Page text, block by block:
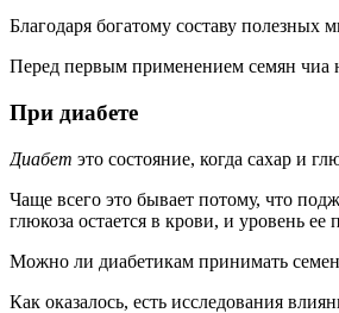
Благодаря богатому составу
Перед первым применением семян чиа
При диабете
Диабет это состояние, когда сахар и
Чаще всего это бывает потому, что
глюкоза остается в крови, и уровень ее
Можно ли диабетикам принимать
Как оказалось, есть исследования